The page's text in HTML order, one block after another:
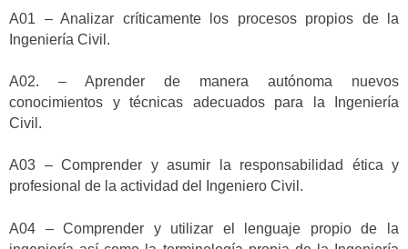
A01 – Analizar críticamente los procesos propios de la
Ingeniería Civil.
A02. – Aprender de manera autónoma nuevos
conocimientos y técnicas adecuados para la Ingeniería
Civil.
A03 – Comprender y asumir la responsabilidad ética y
profesional de la actividad del Ingeniero Civil.
A04 – Comprender y utilizar el lenguaje propio de la